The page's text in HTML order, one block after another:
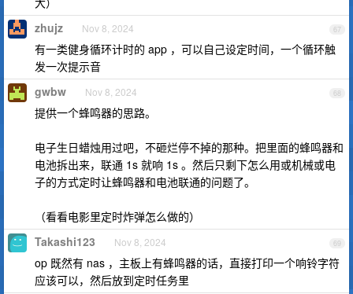
67
zhujz Nov 8, 2024
有一类健身循环计时的 app ，可以自己设定时间，一个循环触
发一次提示音
68
gwbw Nov 8, 2024
提供一个蜂鸣器的思路。
电子生日蜡烛用过吧，不砸烂停不掉的那种。把里面的蜂鸣器和
电池拆出来，联通 1s 就响 1s 。然后只剩下怎么用或机械或电
子的方式定时让蜂鸣器和电池联通的问题了。
（看看电影里定时炸弹怎么做的）
69
Takashi123 Nov 8, 2024
op 既然有 nas ，主板上有蜂鸣器的话，直接打印一个响铃字符
应该可以，然后放到定时任务里